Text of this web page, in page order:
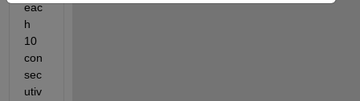
eac
h
10
con
sec
utiv